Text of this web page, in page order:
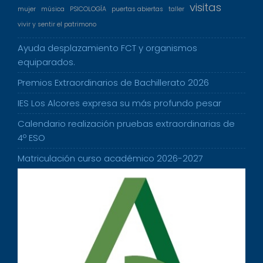
mujer
música PSICOLOGÍA puertas abiertas taller visitas
vivir y sentir el patrimono
Ayuda desplazamiento FCT y organismos
equiparados.
Premios Extraordinarios de Bachillerato 2026
IES Los Alcores expresa su más profundo pesar
Calendario realización pruebas extraordinarias de
4º ESO
Matriculación curso académico 2026-2027